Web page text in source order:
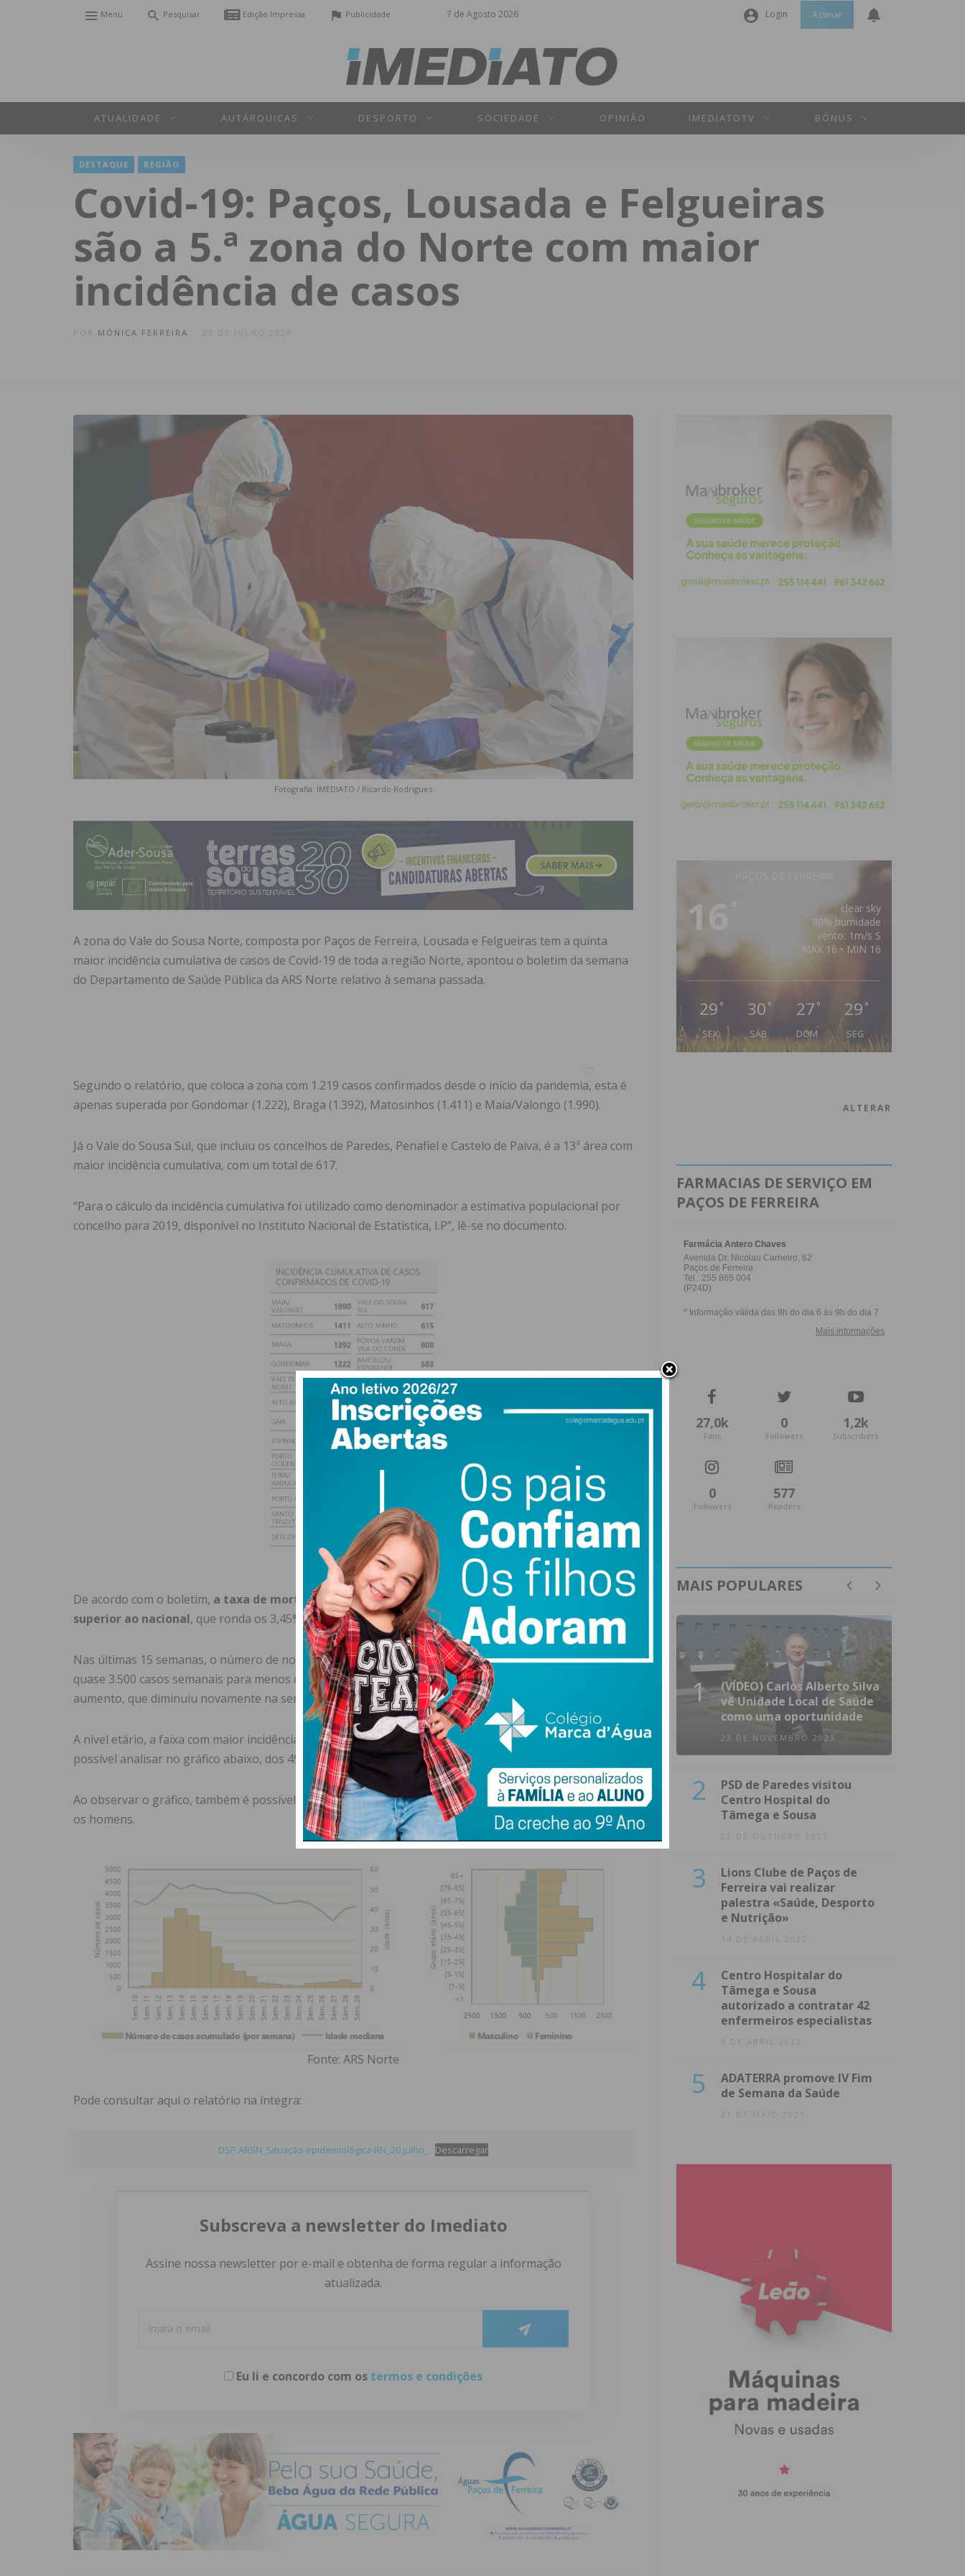
7 de Agosto 2026
Menu Pesquisar Edição Impressa Publicidade Login
Senha
INICIAR SESSÃO
Perdeu a sua senha?
Assinar
ATUALIDADE AUTÁRQUICAS DESPORTO SOCIEDADE OPINIÃO IMEDIATOTV BÓNUS
DESTAQUE REGIÃO
Covid-19: Paços, Lousada e Felgueiras
são a 5.ª zona do Norte com maior
incidência de casos
MÓNICA FERREIRA
Fotografia: IMEDIATO / Ricardo Rodrigues
A zona do Vale do Sousa Norte, composta por Paços de Ferreira, Lousada e Felgueiras tem a quinta
maior incidência cumulativa de casos de Covid-19 de toda a região Norte, apontou o boletim da semana
do Departamento de Saúde Pública da ARS Norte relativo à semana passada.
Segundo o relatório, que coloca a zona com 1.219 casos confirmados desde o início da pandemia, esta é
apenas superada por Gondomar (1.222), Braga (1.392), Matosinhos (1.411) e Maia/Valongo (1.990).
Já o Vale do Sousa Sul, que incluiu os concelhos de Paredes, Penafiel e Castelo de Paiva, é a 13ª área com
maior incidência cumulativa, com um total de 617.
“Para o cálculo da incidência cumulativa foi utilizado como denominador a estimativa populacional por
concelho para 2019, disponível no Instituto Nacional de Estatística, I.P”, lê-se no documento.
Fonte: ARS Norte
De acordo com o boletim, a taxa de mortalidade no Nortena semana passada era de4,4%
, um valor
superior ao nacional, que ronda os 3,45%. Já a mortalidade acima dos 65 anos está nos 15,5%.
Nas últimas 15 semanas, o número de novos casos tem vindo a cair vertiginosamente, passando de
quase 3.500 casos semanais para menos de 500. Contudo, há cinco semanas notou-se um ligeiro
aumento, que diminuiu novamente na semana passada.
A nível etário, a faixa com maior incidência de casos positivos de Covid-19 na região Norte foi, como é
possível analisar no gráfico abaixo, dos 45 aos 55 anos, seguida pela faixa dos 35 aos 45 anos.
Ao observar o gráfico, também é possível concluir que o vírus afetou mais as mulheres nortenhas que
os homens.
Fonte: ARS Norte
Pode consultar aqui o relatório na íntegra:
DSP.ARSN_Situação-epidemiológica-RN_20.julho_ Descarregar
Subscreva a newsletter do Imediato
Assine nossa newsletter por e-mail e obtenha de forma regular a informação
atualizada.
Eu li e concordo com os termos e condições
16
clear sky
80% humidade
vento: 1m/s S
MAX 16 • MIN 16
29 °
SEX
30 °
SÁB
27 °
DOM
29 °
SEG
ALTERAR
FARMACIAS DE SERVIÇO EM
PAÇOS DE FERREIRA
27,0k
Fans
0
Followers
1,2k
Subscribers
0
Followers
577
Readers
MAIS POPULARES
1
(VÍDEO) Carlos Alberto Silva
vê Unidade Local de Saúde
como uma oportunidade
23 DE NOVEMBRO 2023
2
PSD de Paredes visitou
Centro Hospital do
Tâmega e Sousa
23 DE OUTUBRO 2023
3
Lions Clube de Paços de
Ferreira vai realizar
palestra «Saúde, Desporto
e Nutrição»
14 DE ABRIL 2022
4
Centro Hospitalar do
Tâmega e Sousa
autorizado a contratar 42
enfermeiros especialistas
8 DE ABRIL 2022
5
ADATERRA promove IV Fim
de Semana da Saúde
21 DE MAIO 2021